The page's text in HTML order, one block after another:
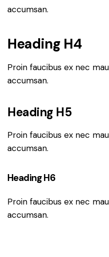
accumsan.
Heading H4
Proin faucibus ex nec
accumsan.
Heading H5
Proin faucibus ex nec
accumsan.
Heading H6
Proin faucibus ex nec
accumsan.